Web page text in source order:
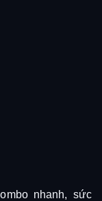
nhanh, sức